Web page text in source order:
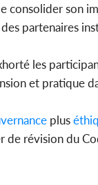
son
partenaires
les
et pratique
plus
de révision du